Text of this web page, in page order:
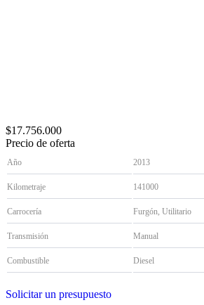
$17.756.000
Precio de oferta
Año 2013
Kilometraje 141000
Carrocería Furgón, Utilitario
Transmisión Manual
Combustible Diesel
Solicitar un presupuesto